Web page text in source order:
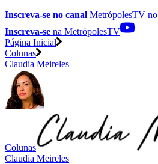
Inscreva-se no canal MetrópolesTV no
Inscreva-se na MetrópolesTV
Página Inicial
Colunas
Claudia Meireles
Colunas
Claudia Meireles